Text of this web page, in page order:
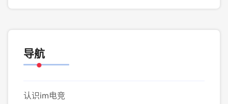
导航
认识im电竞